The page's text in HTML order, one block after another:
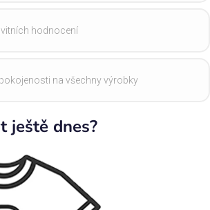
hodnocení
na všechny výrobky
ještě dnes?